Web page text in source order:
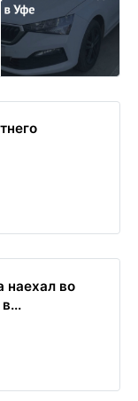
наехал во